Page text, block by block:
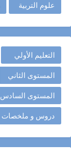
علوم التربية
التعليم الأولي
المستوى الثاني
المستوى السادس
دروس و ملخصات